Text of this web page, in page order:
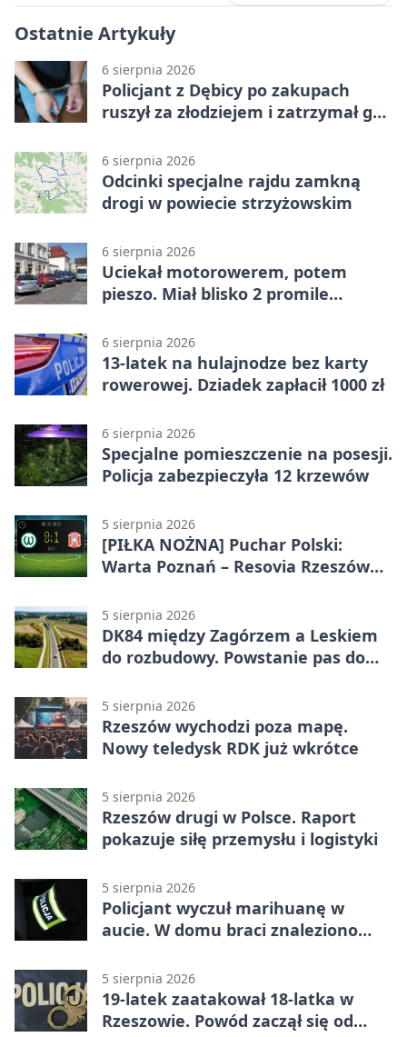
Ostatnie Artykuły
6 sierpnia 2026
Policjant z Dębicy po zakupach
ruszył za złodziejem i zatrzymał go
6 sierpnia 2026
Odcinki specjalne rajdu zamkną
drogi w powiecie strzyżowskim
6 sierpnia 2026
Uciekał motorowerem, potem
pieszo. Miał blisko 2 promile
6 sierpnia 2026
13-latek na hulajnodze bez karty
rowerowej. Dziadek zapłacił 1000 zł
6 sierpnia 2026
Specjalne pomieszczenie na posesji.
Policja zabezpieczyła 12 krzewów
5 sierpnia 2026
[PIŁKA NOŻNA] Puchar Polski:
Warta Poznań – Resovia Rzeszów
pierwszoligowca
5 sierpnia 2026
DK84 między Zagórzem a Leskiem
do rozbudowy. Powstanie pas do
5 sierpnia 2026
Rzeszów wychodzi poza mapę.
Nowy teledysk RDK już wkrótce
5 sierpnia 2026
Rzeszów drugi w Polsce. Raport
pokazuje siłę przemysłu i logistyki
5 sierpnia 2026
Policjant wyczuł marihuanę w
aucie. W domu braci znaleziono
5 sierpnia 2026
19-latek zaatakował 18-latka w
Rzeszowie. Powód zaczął się od